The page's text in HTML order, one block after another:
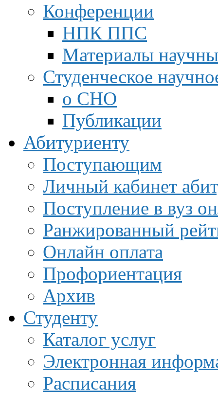
Конференции
НПК ППС
Материалы
Студенческое
о СНО
Публикации
Абитуриенту
Поступающим
Личный кабинет
Поступление в вуз
Ранжированный
Онлайн оплата
Профориентация
Архив
Студенту
Каталог услуг
Электронная
Расписания